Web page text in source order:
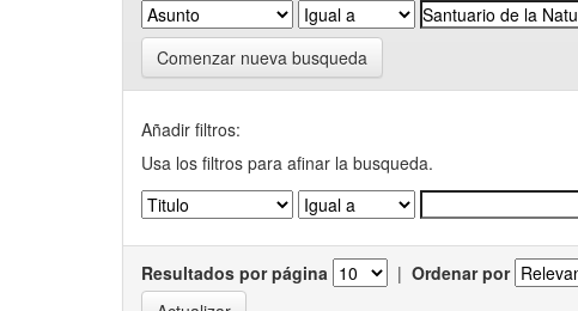
Comenzar nueva busqueda
Añadir filtros:
Usa los filtros para afinar la busqueda.
Resultados por página | Ordenar por